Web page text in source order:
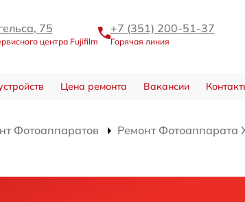
75
центра Fujifilm
+7 (351) 200-51-37
Горячая линия
Цена ремонта Вакансии
Фотоаппаратов
Ремонт Фотоаппарата